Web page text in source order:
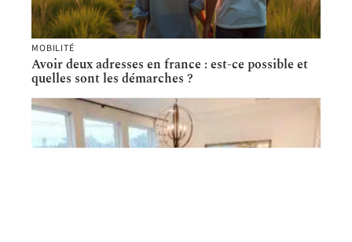
MOBILITÉ
Avoir deux adresses en france : est-ce possible et
quelles sont les démarches ?